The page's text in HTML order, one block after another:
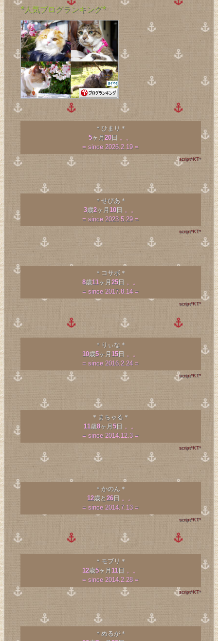
*人気ブログランキング*
＊ひまり＊
5ヶ月20日 。。
= since 2026.2.19 =
script*KT*
＊せぴあ＊
3歳2ヶ月 10日 。。
= since 2023.5.29 =
script*KT*
＊コサボ＊
8歳11ヶ月25日 。。
= since 2017.8.14 =
script*KT*
＊りぃな＊
10歳5ヶ月 15日 。。
= since 2016.2.24 =
script*KT*
＊まちゃる＊
11歳8ヶ月5日 。。
= since 2014.12.3 =
script*KT*
＊かのん＊
12歳と26日 。。
= since 2014.7.13 =
script*KT*
＊モブリ＊
12歳5ヶ月 11日 。。
= since 2014.2.28 =
script*KT*
＊めるが＊